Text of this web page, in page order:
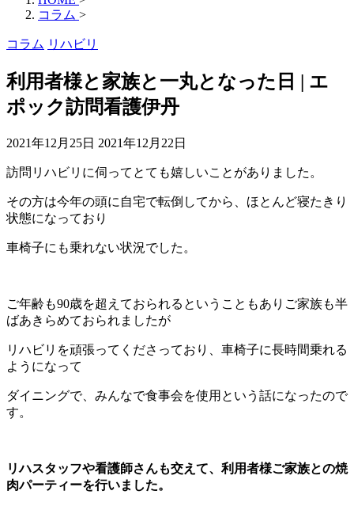
コラム >
コラム リハビリ
利用者様と家族と一丸となった日 | エ
ポック訪問看護伊丹
2021年12月25日 2021年12月22日
訪問リハビリに伺ってとても嬉しいことがありました。
その方は今年の頭に自宅で転倒してから、ほとんど寝たきり
状態になっており
車椅子にも乗れない状況でした。
ご年齢も90歳を超えておられるということもありご家族も半
ばあきらめておられましたが
リハビリを頑張ってくださっており、車椅子に長時間乗れる
ようになって
ダイニングで、みんなで食事会を使用という話になったので
す。
リハスタッフや看護師さんも交えて、利用者様ご家族との焼
肉パーティーを行いました。